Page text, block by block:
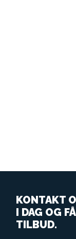
KONTAKT
I DAG OG
TILBUD.